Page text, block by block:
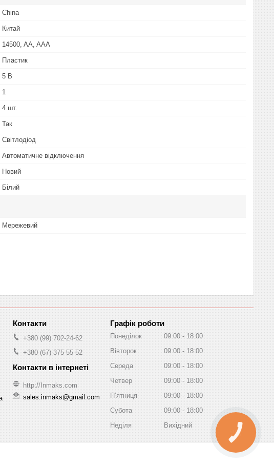
China
Китай
14500, AA, AAA
Пластик
5 В
1
4 шт.
Так
Світлодіод
Автоматичне відключення
Новий
Білий
Мережевий
+380 (99) 702-24-62
+380 (67) 375-55-52
http://Inmaks.com
sales.inmaks@gmail.com
Графік роботи
Понеділок 09:00
18:00
Вівторок
09:00
18:00
Середа
09:00
18:00
Четвер
09:00
18:00
Пʼятниця
09:00
18:00
Субота
09:00
18:00
Неділя
Вихідний
КНОПКА
ЗВ'ЯЗКУ